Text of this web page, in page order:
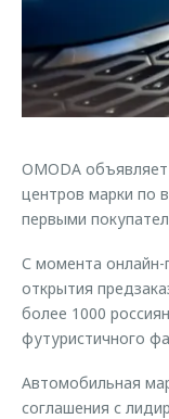
Кредитный
Аксессуары
Оригинальные
Запчасти
Калькулятор
Клиентская
O&J Автоклуб
Клуб владельцев
Аксессуары
Одежда и
Запчасти
Обратная связь
OMODA
центров марки по
первыми
С момента онлайн-
открытия
более 1000
футуристичного
Автомобильная
соглашения с